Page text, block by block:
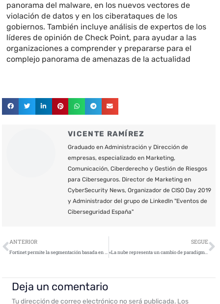
panorama del malware, en los nuevos vectores de
violación de datos y en los ciberataques de los
gobiernos. También incluye análisis de expertos de los
líderes de opinión de Check Point, para ayudar a las
organizaciones a comprender y prepararse para el
complejo panorama de amenazas de la actualidad
VICENTE RAMÍREZ
Graduado en Administración y Dirección de
empresas, especializado en Marketing,
Comunicación, Ciberderecho y Gestión de Riesgos
para Ciberseguros. Director de Marketing en
CyberSecurity News, Organizador de CISO Day 2019
y Administrador del grupo de LinkedIn "Eventos de
Ciberseguridad España"
Ant
ANTERIOR
Fortinet permite la segmentación basada en el propósito con los nuevos firewalls de alto rendimiento FortiGate
SEGUE
«La nube representa un cambio de paradigma. No podemos pensar igual que cuando trabajábamos en nuestras propias instalaciones”
Deja un comentario
Tu dirección de correo electrónico no será publicada. Los